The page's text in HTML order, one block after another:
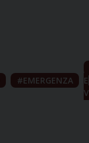
EMERGENZA
E